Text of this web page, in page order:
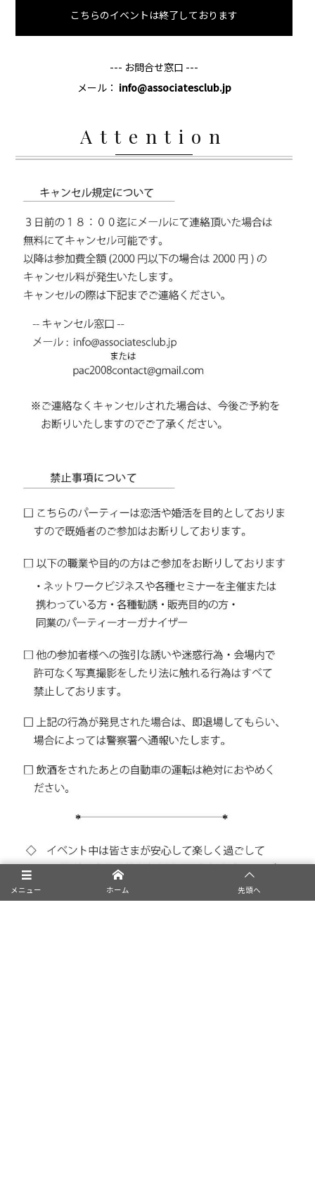
こちらのイベントは終了しております
--- お問合せ窓口 ---
メール： info@associatesclub.jp
Attention
メニュー ホーム 先頭へ